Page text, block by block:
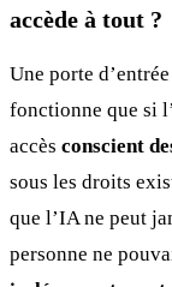
accède à tout ?
Une porte
fonctionne que si
accès conscient
sous les droits
que l’IA ne peut
personne ne